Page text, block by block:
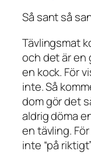
Så sant så
Tävlingsmat
och det är en
en kock. För
inte. Så
dom gör det
aldrig döma
en tävling.
inte “på